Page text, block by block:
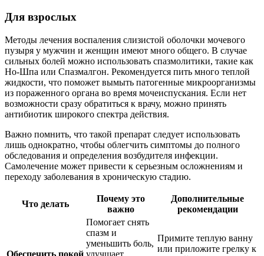
Для взрослых
Методы лечения воспаления слизистой оболочки мочевого
пузыря у мужчин и женщин имеют много общего. В случае
сильных болей можно использовать спазмолитики, такие как
Но-Шпа или Спазмалгон. Рекомендуется пить много теплой
жидкости, что поможет вымыть патогенные микроорганизмы
из пораженного органа во время мочеиспускания. Если нет
возможности сразу обратиться к врачу, можно принять
антибиотик широкого спектра действия.
Важно помнить, что такой препарат следует использовать
лишь однократно, чтобы облегчить симптомы до полного
обследования и определения возбудителя инфекции.
Самолечение может привести к серьезным осложнениям и
переходу заболевания в хроническую стадию.
Что делать
Почему это
важно
Дополнительные
рекомендации
Помогает снять
спазм и
уменьшить боль,
Примите теплую ванну
или приложите грелку к